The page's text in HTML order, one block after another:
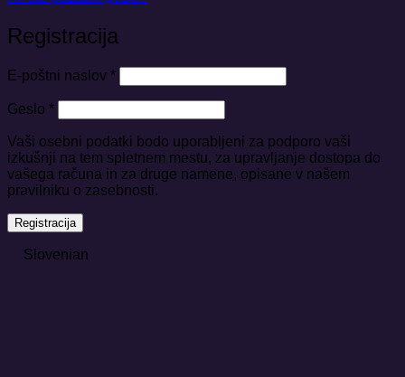
Registracija
E-poštni naslov *Zahtevano
Geslo *Zahtevano
Vaši osebni podatki bodo uporabljeni za podporo vaši
izkušnji na tem spletnem mestu, za upravljanje dostopa do
vašega računa in za druge namene, opisane v našem
pravilniku o zasebnosti.
Registracija
Slovenian